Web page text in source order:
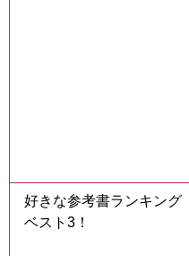
好きな参考書ランキング
ベスト3！